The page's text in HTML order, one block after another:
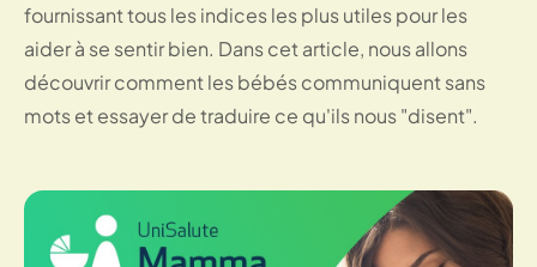
fournissant tous les indices les plus utiles pour les
aider à se sentir bien. Dans cet article, nous allons
découvrir comment les bébés communiquent sans
mots et essayer de traduire ce qu'ils nous "disent".